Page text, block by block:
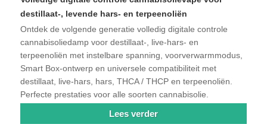
destillaat-, levende hars- en terpeenoliën
Ontdek de volgende generatie volledig digitale controle
cannabisoliedamp voor destillaat-, live-hars- en
terpeenoliën met instelbare spanning, voorverwarmmodus,
Smart Box-ontwerp en universele compatibiliteit met
destillaat, live-hars, hars, THCA / THCP en terpeenoliën.
Perfecte prestaties voor alle soorten cannabisolie.
Lees verder